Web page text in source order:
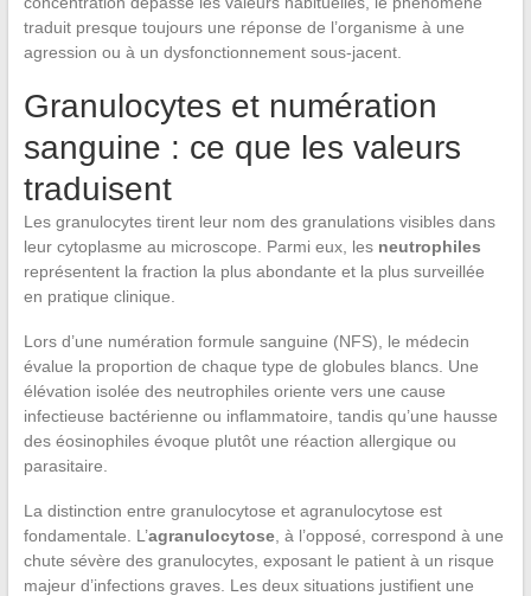
traduit presque toujours une réponse de l’organisme à une
agression ou à un dysfonctionnement sous-jacent.
Granulocytes et numération
sanguine : ce que les valeurs
traduisent
Les granulocytes tirent leur nom des granulations visibles dans
leur cytoplasme au microscope. Parmi eux, les neutrophiles
représentent la fraction la plus abondante et la plus surveillée
en pratique clinique.
Lors d’une numération formule sanguine (NFS), le médecin
évalue la proportion de chaque type de globules blancs. Une
élévation isolée des neutrophiles oriente vers une cause
infectieuse bactérienne ou inflammatoire, tandis qu’une hausse
des éosinophiles évoque plutôt une réaction allergique ou
parasitaire.
La distinction entre granulocytose et agranulocytose est
fondamentale. L’agranulocytose, à l’opposé, correspond à une
chute sévère des granulocytes, exposant le patient à un risque
majeur d’infections graves. Les deux situations justifient une